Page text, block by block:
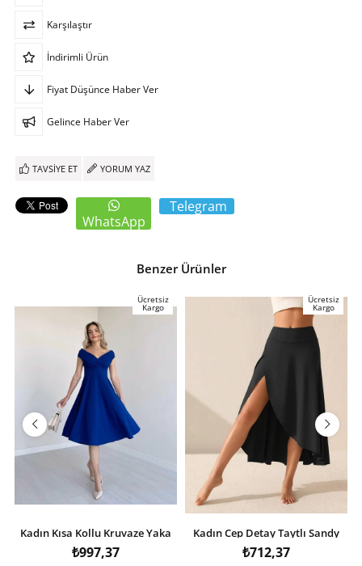
Karşılaştır
İndirimli Ürün
Fiyat Düşünce Haber Ver
Gelince Haber Ver
TAVSIYE ET YORUM YAZ
WhatsApp
Telegram
Benzer Ürünler
Ücretsiz
Kargo
Kadın Kısa Kollu Kruvaze Yaka
Eteği Volanlı Krep Elbise
₺997,37
Ücretsiz
Kargo
Kadın Cep Detay Taytlı Sandy
Etek
₺712,37